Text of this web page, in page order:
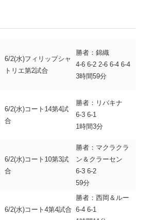
6/2(水)フィリップシャ
トリエ第2試合
勝者：錦織
4-6 6-2 2-6 6-4 6-4
3時間59分
6/2(水)コート14第4試
合
勝者：リバキナ
6-3 6-1
1時間3分
6/2(水)コート10第3試
合
勝者：マクラクラ
ン＆クラーセン
6-3 6-2
59分
6/2(水)コート4第4試合
勝者：西岡＆ルー
6-4 6-1